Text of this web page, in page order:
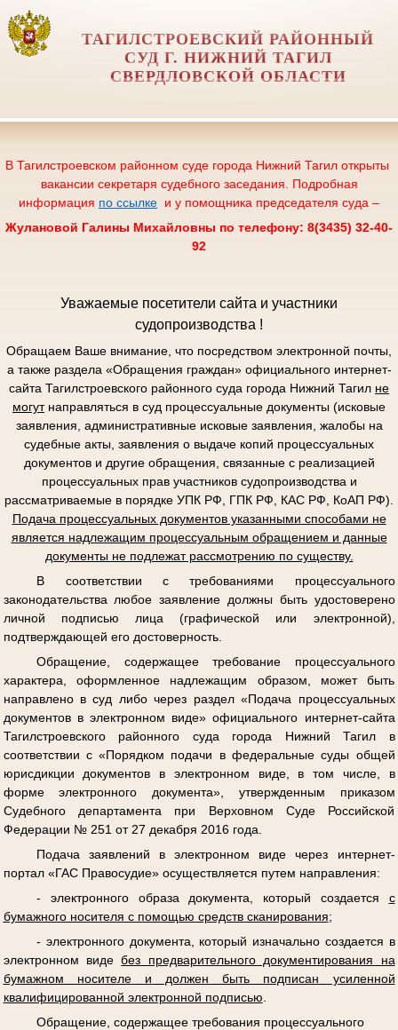
ТАГИЛСТРОЕВСКИЙ РАЙОННЫЙ
СУД Г. НИЖНИЙ ТАГИЛ
СВЕРДЛОВСКОЙ ОБЛАСТИ
В Тагилстроевском районном суде города Нижний Тагил открыты
вакансии секретаря судебного заседания. Подробная
информация по ссылке и у помощника председателя суда –
Жулановой Галины Михайловны по телефону: 8(3435) 32-40-
92
Уважаемые посетители сайта и участники
судопроизводства !
Обращаем Ваше внимание, что посредством электронной почты,
а также раздела «Обращения граждан» официального интернет-
сайта Тагилстроевского районного суда города Нижний Тагил не
могутнаправляться в суд процессуальные документы (исковые
заявления, административные исковые заявления, жалобы на
судебные акты, заявления о выдаче копий процессуальных
документов и другие обращения, связанные с реализацией
процессуальных прав участников судопроизводства и
рассматриваемые в порядке УПК РФ, ГПК РФ, КАС РФ, КоАП РФ).
Подача процессуальных документов указанными способами не
является надлежащим процессуальным обращением и данные
документы не подлежат рассмотрению по существу.
В соответствии с требованиями процессуального
законодательства любое заявление должны быть удостоверено
личной подписью лица (графической или электронной),
подтверждающей его достоверность.
Обращение, содержащее требование процессуального
характера, оформленное надлежащим образом, может быть
направлено в суд либо через раздел «Подача процессуальных
документов в электронном виде» официального интернет-сайта
Тагилстроевского районного суда города Нижний Тагил в
соответствии с «Порядком подачи в федеральные суды общей
юрисдикции документов в электронном виде, в том числе, в
форме электронного документа», утвержденным приказом
Судебного департамента при Верховном Суде Российской
Федерации № 251 от 27 декабря 2016 года.
Подача заявлений в электронном виде через интернет-
портал «ГАС Правосудие» осуществляется путем направления:
- электронного образа документа, который создается с
бумажного носителя с помощью средств сканирования;
- электронного документа, который изначально создается в
электронном видебез предварительного документирования на
бумажном носителе и должен быть подписан усиленной
квалифицированной электронной подписью
Обращение, содержащее требования процессуального